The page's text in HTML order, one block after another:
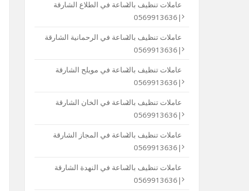
عاملات تنظيف بالساعة في الطلاع الشارقة
|0569913636
عاملات تنظيف بالساعة في الرحمانية الشارقة
|0569913636
عاملات تنظيف بالساعة في مويلح الشارقة
|0569913636
عاملات تنظيف بالساعة في الخان الشارقة
|0569913636
عاملات تنظيف بالساعة في المجاز الشارقة
|0569913636
عاملات تنظيف بالساعة في النهدة الشارقة
|0569913636